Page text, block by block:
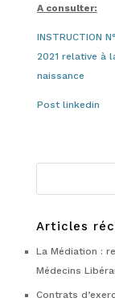
A consulter:
INSTRUCTION
2021 relative à
naissance
Post linkedin
Articles
La Médiation :
Médecins
Contrats